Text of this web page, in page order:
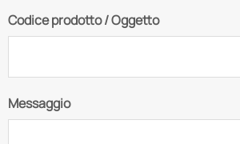
Codice prodotto / Oggetto
Messaggio